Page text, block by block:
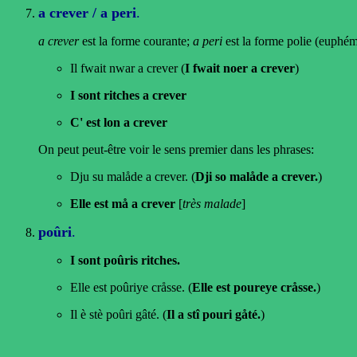
a crever / a peri.
a creverest la forme courante; a peri est la forme polie
Il fwait nwar a crever (I fwait noer a crever)
I sont ritches a crever
C' est lon a crever
On peut peut-être voir le sens premier dans les phrases:
Dju su malåde a crever. (Dji so malåde a crever.)
Elle est må a crever [très malade]
poûri.
I sont poûris ritches.
Elle est poûriye cråsse. (Elle est poureye cråsse.)
Il è stè poûri gâté. (Il a stî pouri gåté.)